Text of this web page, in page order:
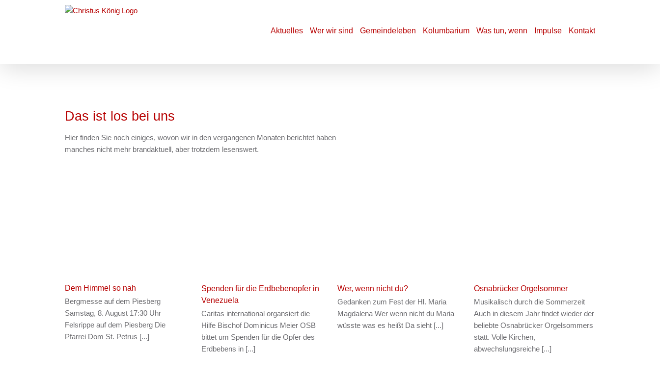
Aktuelles Wer wir sind Gemeindeleben Kolumbarium Was tun, wenn Impulse Kontakt
Das ist los bei uns
Hier finden Sie noch einiges, wovon wir in den vergangenen Monaten berichtet haben –
manches nicht mehr brandaktuell, aber trotzdem lesenswert.
Dem Himmel so nah
Bergmesse auf dem Piesberg
Samstag, 8. August 17:30 Uhr
Felsrippe auf dem Piesberg Die
Pfarrei Dom St. Petrus [...]
Spenden für die Erdbebenopfer in
Venezuela
Caritas international organsiert die
Hilfe Bischof Dominicus Meier OSB
bittet um Spenden für die Opfer des
Erdbebens in [...]
Wer, wenn nicht du?
Gedanken zum Fest der Hl. Maria
Magdalena Wer wenn nicht du Maria
wüsste was es heißt Da sieht [...]
Osnabrücker Orgelsommer
Musikalisch durch die Sommerzeit
Auch in diesem Jahr findet wieder der
beliebte Osnabrücker Orgelsommers
statt. Volle Kirchen,
abwechslungsreiche [...]